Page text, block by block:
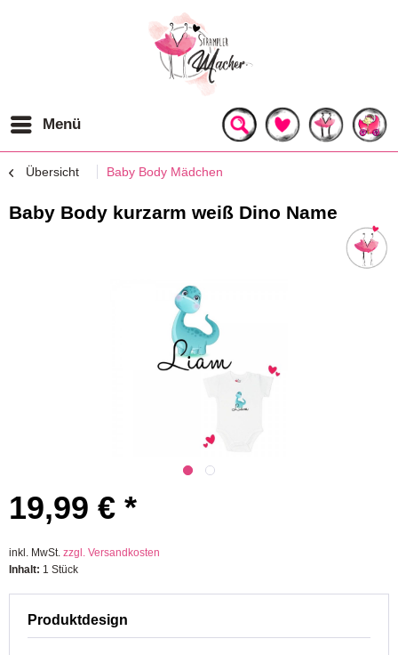
Menü
Übersicht Baby Body Mädchen
Baby Body kurzarm weiß Dino Name
19,99 € *
inkl. MwSt. zzgl. Versandkosten
Inhalt: 1 Stück
Produktdesign